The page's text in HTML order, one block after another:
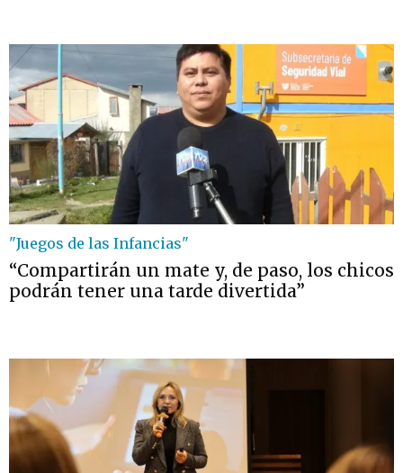
"Juegos de las Infancias"
“Compartirán un mate y, de paso, los chicos
podrán tener una tarde divertida”